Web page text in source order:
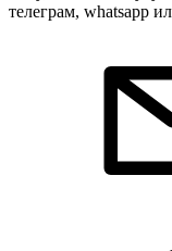
телеграм, whatsapp